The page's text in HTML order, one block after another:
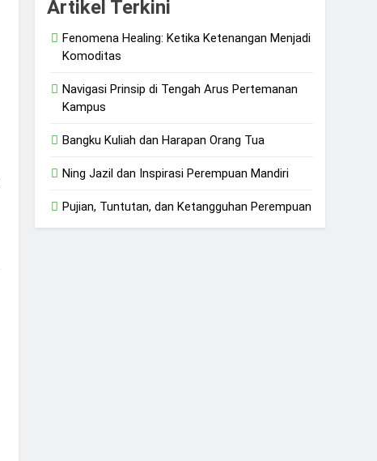
Artikel Terkini
Fenomena Healing: Ketika Ketenangan Menjadi
Komoditas
Navigasi Prinsip di Tengah Arus Pertemanan
Kampus
Bangku Kuliah dan Harapan Orang Tua
Ning Jazil dan Inspirasi Perempuan Mandiri
Pujian, Tuntutan, dan Ketangguhan Perempuan